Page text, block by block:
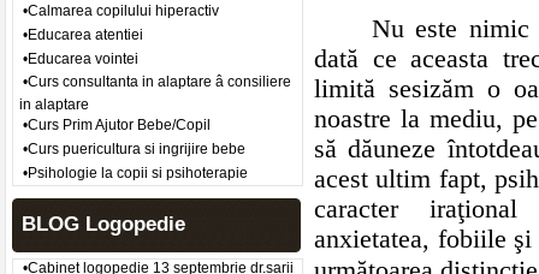
•Calmarea copilului hiperactiv
•Educarea atentiei
•Educarea vointei
•Curs consultanta in alaptare â consiliere
in alaptare
•Curs Prim Ajutor Bebe/Copil
•Curs puericultura si ingrijire bebe
•Psihologie la copii si psihoterapie
BLOG Logopedie
•Cabinet logopedie 13 septembrie dr.sarii
Nu este
dată ce aceasta
limită sesizăm o
noastre la mediu,
să dăuneze
acest ultim fapt,
caracter
anxietatea, fobiile